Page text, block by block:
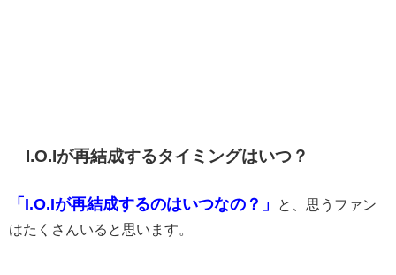
I.O.Iが再結成するタイミングはいつ？
「I.O.Iが再結成するのはいつなの？」
と、思うファン
はたくさんいると思います。